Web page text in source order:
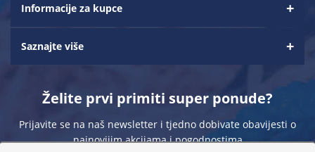
Informacije za kupce
Saznajte više
Želite prvi primiti super ponude?
Prijavite se na naš newsletter i tjedno dobivate obavijesti o
najnovijim akcijama i pogodnostima